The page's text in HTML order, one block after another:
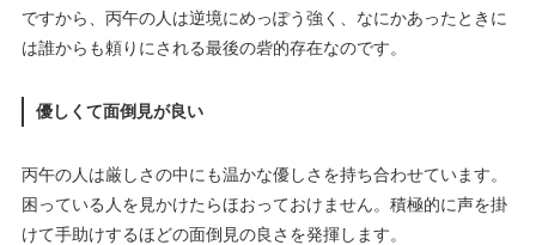
ですから、丙午の人は逆境にめっぽう強く、なにかあったときに
は誰からも頼りにされる最後の砦的存在なのです。
優しくて面倒見が良い
丙午の人は厳しさの中にも温かな優しさを持ち合わせています。
困っている人を見かけたらほおっておけません。積極的に声を掛
けて手助けするほどの面倒見の良さを発揮します。